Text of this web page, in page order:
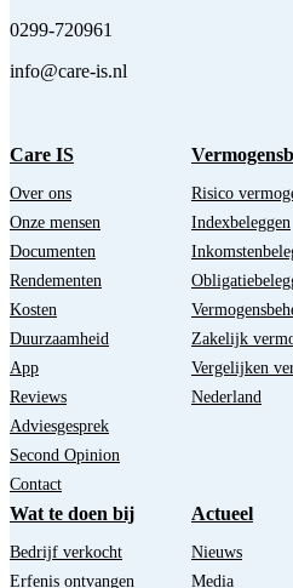
0299-720961
info@care-is.nl
Care IS
Over ons
Onze mensen
Documenten
Rendementen
Kosten
Duurzaamheid
App
Reviews
Adviesgesprek
Second Opinion
Contact
Risico
Indexbeleggen
Zakelijk
Vergelijken
Nederland
Wat te doen bij
Bedrijf verkocht
Erfenis ontvangen
Actueel
Nieuws
Media